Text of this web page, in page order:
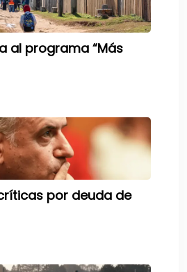
al programa “Más
por deuda de